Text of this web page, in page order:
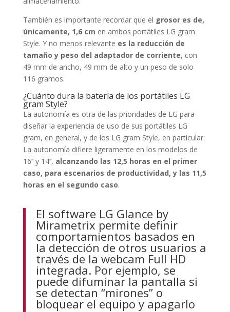
También es importante recordar que el grosor es de,
únicamente, 1,6 cm en ambos portátiles LG gram
Style. Y no menos relevante es la reducción de
tamaño y peso del adaptador de corriente, con
49 mm de ancho, 49 mm de alto y un peso de solo
116 gramos.
¿Cuánto dura la batería de los portátiles LG
gram Style?
La autonomía es otra de las prioridades de LG para
diseñar la experiencia de uso de sus portátiles LG
gram, en general, y de los LG gram Style, en particular.
La autonomía difiere ligeramente en los modelos de
16’’ y 14’’, alcanzando las 12,5 horas en el primer
caso, para escenarios de productividad, y las 11,5
horas en el segundo caso.
El software LG Glance by
Mirametrix permite definir
comportamientos basados en
la detección de otros usuarios a
través de la webcam Full HD
integrada. Por ejemplo, se
puede difuminar la pantalla si
se detectan “mirones” o
bloquear el equipo y apagarlo